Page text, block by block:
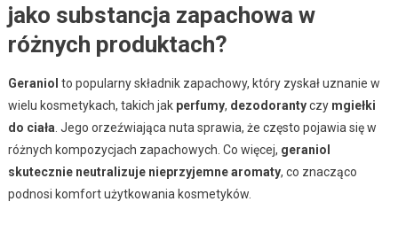
jako substancja zapachowa w
różnych produktach?
Geraniol to popularny składnik zapachowy, który zyskał uznanie w
wielu kosmetykach, takich jak perfumy, dezodorantyczy mgiełki
do ciała . Jego orzeźwiająca nuta sprawia, że często pojawia się w
różnych kompozycjach zapachowych. Co więcej, geraniol
skutecznie neutralizuje nieprzyjemne aromaty, co znacząco
podnosi komfort użytkowania kosmetyków.